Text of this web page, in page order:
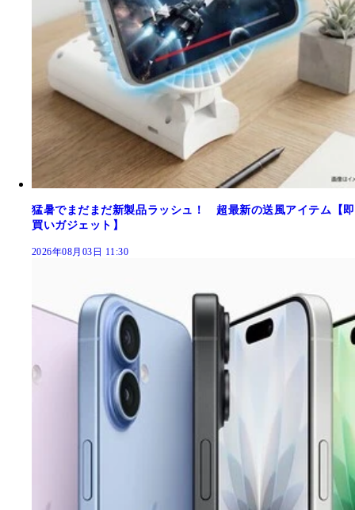
猛暑でまだまだ新製品ラッシュ！ 超最新の送風アイテム【即
買いガジェット】
2026年08月03日 11:30